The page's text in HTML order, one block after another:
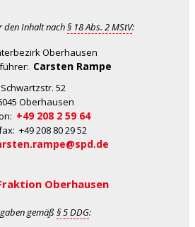
den Inhalt nach§ 18 Abs. 2 MStV:
Oberhausen
Carsten Rampe
Schwartzstr. 52
Oberhausen
+49 208 2 59 64
+49 208 80 29 52
Oberhausen
gemäß § 5 DDG: